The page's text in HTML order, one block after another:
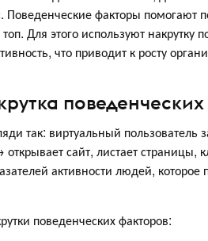
Поведенческие факторы помогают
Для этого используют накрутку
что приводит к росту
так: виртуальный
сайт, листает страницы,
активности людей, которое
поведенческих факторов: